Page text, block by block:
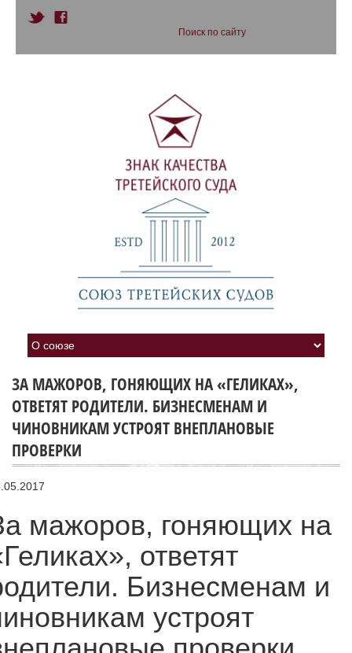
ЗА МАЖОРОВ, ГОНЯЮЩИХ НА «ГЕЛИКАХ»,
ОТВЕТЯТ РОДИТЕЛИ. БИЗНЕСМЕНАМ И
ЧИНОВНИКАМ УСТРОЯТ ВНЕПЛАНОВЫЕ
ПРОВЕРКИ
мажоров, гоняющих на
ответят
Бизнесменам и
устроят